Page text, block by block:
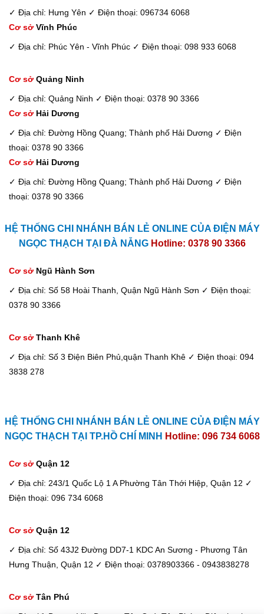
✓ Địa chỉ: Hưng Yên ✓ Điện thoại: 096734 6068
Cơ sở Vĩnh Phúc
✓ Địa chỉ: Phúc Yên - Vĩnh Phúc ✓ Điện thoại: 098 933 6068
Cơ sở Quảng Ninh
✓ Địa chỉ: Quảng Ninh ✓ Điện thoại: 0378 90 3366
Cơ sở Hải Dương
✓ Địa chỉ: Đường Hồng Quang; Thành phố Hải Dương ✓ Điện
thoại: 0378 90 3366
Cơ sở Hải Dương
✓ Địa chỉ: Đường Hồng Quang; Thành phố Hải Dương ✓ Điện
thoại: 0378 90 3366
HỆ THỐNG CHI NHÁNH BÁN LẺ ONLINE CỦA ĐIỆN MÁY
NGỌC THẠCH TẠI ĐÀ NẴNG Hotline: 0378 90 3366
Cơ sở Ngũ Hành Sơn
✓ Địa chỉ: Số 58 Hoài Thanh, Quận Ngũ Hành Sơn ✓ Điện thoại:
0378 90 3366
Cơ sở Thanh Khê
✓ Địa chỉ: Số 3 Điện Biên Phủ,quận Thanh Khê ✓ Điện thoại: 094
3838 278
HỆ THỐNG CHI NHÁNH BÁN LẺ ONLINE CỦA ĐIỆN MÁY
NGỌC THẠCH TẠI TP.HỒ CHÍ MINH Hotline: 096 734 6068
Cơ sở Quận 12
✓ Địa chỉ: 243/1 Quốc Lộ 1 A Phường Tân Thới Hiệp, Quận 12 ✓
Điện thoại: 096 734 6068
Cơ sở Quận 12
✓ Địa chỉ: Số 43J2 Đường DD7-1 KDC An Sương - Phương Tân
Hưng Thuận, Quận 12 ✓ Điện thoại: 0378903366 - 0943838278
Cơ sở Tân Phú